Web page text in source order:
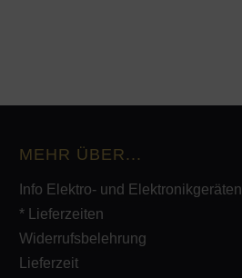
MEHR ÜBER...
Info Elektro- und Elektronikgeräten
* Lieferzeiten
Widerrufsbelehrung
Lieferzeit